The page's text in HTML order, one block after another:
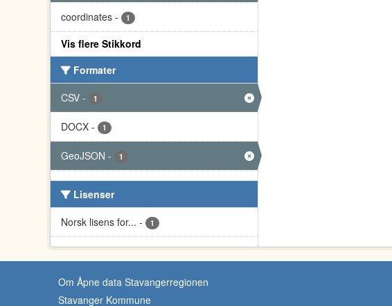
coordinates - 1
Vis flere Stikkord
Formater
CSV - 1
DOCX - 1
GeoJSON - 1
Lisenser
Norsk lisens for... - 1
Om Åpne data Stavangerregionen
Stavanger Kommune